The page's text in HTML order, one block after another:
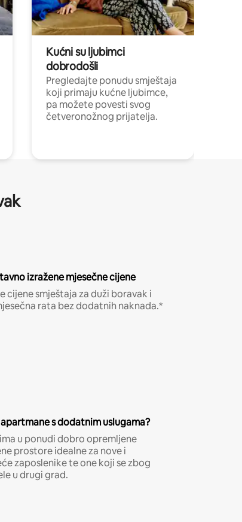
Kućni su ljubimci
dobrodošli
Pregledajte ponudu smještaja
koji primaju kućne ljubimce,
pa možete povesti svog
četveronožnog prijatelja.
izražene mjesečne cijene
cijene smještaja za duži boravak i
rata bez dodatnih naknada.*
s dodatnim uslugama?
u ponudi dobro opremljene
prostore idealne za nove i
zaposlenike te one koji se zbog
u drugi grad.